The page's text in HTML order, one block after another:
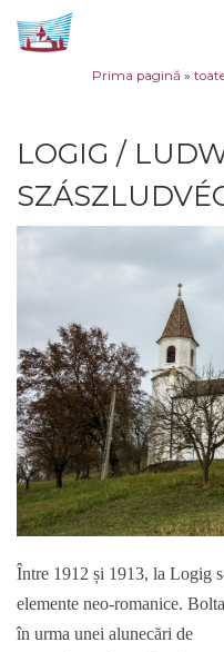
Sari la conținut
Prima pagină »
LOGIG /
Între 1912 și 1913, la Logig
elemente neo-romanice.
în urma unei alunecări de